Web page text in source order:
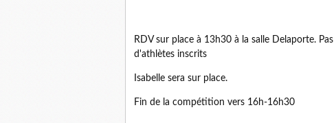
RDV sur place à 13h30 à la salle Delaporte.
d'athlètes inscrits
Isabelle sera sur place.
Fin de la compétition vers 16h-16h30